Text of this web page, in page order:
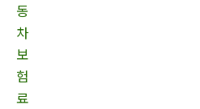
동
차
보
험
료